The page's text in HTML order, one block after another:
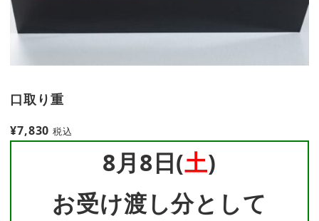
口取り重
¥7,830 税込
8月8日(土)
お受け渡し分として